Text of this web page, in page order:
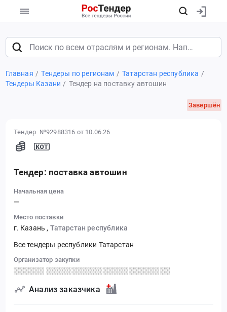
Главная Тендеры по регионам
Татарстан республика
Тендеры Казани
Тендер на поставку автошин
Завершён
Тендер №92988316 от 10.06.26
Тендер: поставка автошин
Начальная цена
—
Место поставки
г. Казань , Татарстан республика
Все тендеры республики Татарстан
Организатор закупки
░░░░░░ ░░░░░░░░░░░░░░░░░░░░░░░░
Анализ заказчика